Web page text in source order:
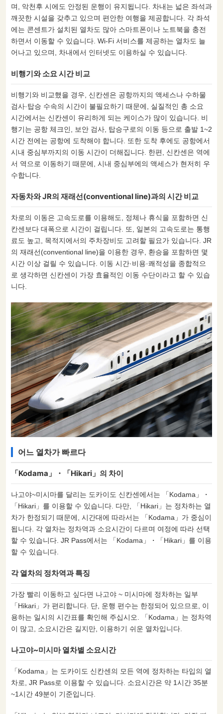
며, 악천후 시에도 안정된 운행이 유지됩니다. 차내는 넓은 좌석과
깨끗한 시설을 갖추고 있으며 편안한 여행을 제공합니다. 각 좌석
에는 콘센트가 설치된 열차도 많아 스마트폰이나 노트북을 충전
하면서 이동할 수 있습니다. Wi-Fi 서비스를 제공하는 열차도 늘
어나고 있으며, 차내에서 인터넷도 이용하실 수 있습니다.
비행기와 소요 시간 비교
비행기와 비교했을 경우, 신칸센은 공항까지의 액세스나 수하물
검사·탑승 수속의 시간이 불필요하기 때문에, 실질적인 총 소요
시간에서는 신칸센이 유리하게 되는 케이스가 많이 있습니다. 비
행기는 공항 체크인, 보안 검사, 탑승구로의 이동 등으로 출발 1~2
시간 전에는 공항에 도착해야 합니다. 또한 도착 후에도 공항에서
시내 중심부까지의 이동 시간이 더해집니다. 한편, 신칸센은 역에
서 역으로 이동하기 때문에, 시내 중심부에의 액세스가 현저히 우
수합니다.
자동차와 JR의 재래선(conventional line)과의 시간 비교
차로의 이동은 고속도로를 이용해도, 정체나 휴식을 포함하면 신
칸센보다 대폭으로 시간이 걸립니다. 또, 일본의 고속도로는 통행
료도 높고, 목적지에서의 주차장비도 고려할 필요가 있습니다. JR
의 재래선(conventional line)을 이용한 경우, 환승을 포함하면 몇
시간 이상 걸릴 수 있습니다. 이동 시간·비용·쾌적성을 종합적으
로 생각하면 신칸센이 가장 효율적인 이동 수단이라고 할 수 있습
니다.
어느 열차가 빠르다
「Kodama」・「Hikari」의 차이
나고야~미시마를 달리는 도카이도 신칸센에서는 「Kodama」・
「Hikari」를 이용할 수 있습니다. 다만, 「Hikari」는 정차하는 열
차가 한정되기 때문에, 시간대에 따라서는 「Kodama」가 중심이
됩니다. 각 열차는 정차역과 소요시간이 다르며 여정에 따라 선택
할 수 있습니다. JR Pass에서는 「Kodama」・「Hikari」를 이용
할 수 있습니다.
각 열차의 정차역과 특징
가장 빨리 이동하고 싶다면 나고야 ~ 미시마에 정차하는 일부
「Hikari」가 편리합니다. 단, 운행 편수는 한정되어 있으므로, 이
용하는 일시의 시간표를 확인해 주십시오. 「Kodama」는 정차역
이 많고, 소요시간은 길지만, 이용하기 쉬운 열차입니다.
나고야~미시마 열차별 소요시간
「Kodama」는 도카이도 신칸센의 모든 역에 정차하는 타입의 열
차로, JR Pass로 이용할 수 있습니다. 소요시간은 약 1시간 35분
~1시간 49분이 기준입니다.